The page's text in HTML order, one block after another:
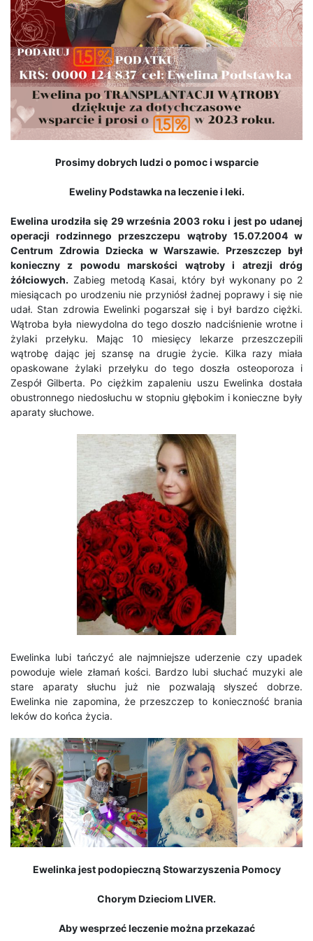
Prosimy dobrych ludzi o pomoc i wsparcie
Eweliny Podstawkana leczenie i leki.
Ewelina urodziła się 29 września 2003 roku i jest po udanej
operacji rodzinnego przeszczepu wątroby 15.07.2004 w
Centrum Zdrowia Dziecka w Warszawie. Przeszczep był
konieczny z powodu marskości wątroby i atrezji dróg
żółciowych. Zabieg metodą Kasai, który był wykonany po 2
miesiącach po urodzeniu nie przyniósł żadnej poprawy i się nie
udał. Stan zdrowia Ewelinki pogarszał się i był bardzo ciężki.
Wątroba była niewydolna do tego doszło nadciśnienie wrotne i
żylaki przełyku. Mając 10 miesięcy lekarze przeszczepili
wątrobę dając jej szansę na drugie życie. Kilka razy miała
opaskowane żylaki przełyku do tego doszła osteoporoza i
Zespół Gilberta. Po ciężkim zapaleniu uszu Ewelinka dostała
obustronnego niedosłuchu w stopniu głębokim i konieczne były
aparaty słuchowe.
Ewelinka lubi tańczyć ale najmniejsze uderzenie czy upadek
powoduje wiele złamań kości. Bardzo lubi słuchać muzyki ale
stare aparaty słuchu już nie pozwalają słyszeć dobrze.
Ewelinka nie zapomina, że przeszczep to konieczność brania
leków do końca życia.
Ewelinka jest podopieczną Stowarzyszenia Pomocy
Chorym Dzieciom LIVER.
Aby wesprzeć leczenie można przekazać